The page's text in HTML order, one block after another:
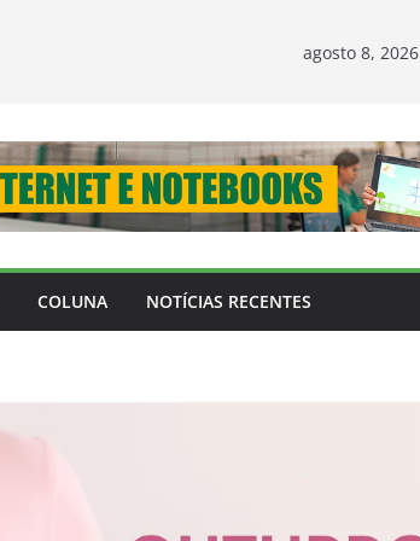
agosto 8, 2026
COLUNA NOTÍCIAS RECENTES